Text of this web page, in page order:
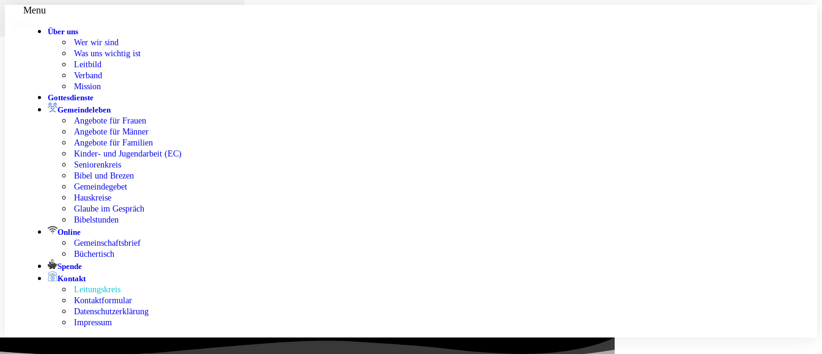
Menu
Über uns
Wer wir sind
Was uns wichtig ist
Leitbild
Verband
Mission
Gottesdienste
Gemeindeleben
Angebote für Frauen
Angebote für Männer
Angebote für Familien
Kinder- und Jugendarbeit (EC)
Seniorenkreis
Bibel und Brezen
Gemeindegebet
Hauskreise
Glaube im Gespräch
Bibelstunden
Online
Gemeinschaftsbrief
Büchertisch
Spende
Kontakt
Leitungskreis
Kontaktformular
Datenschutzerklärung
Impressum